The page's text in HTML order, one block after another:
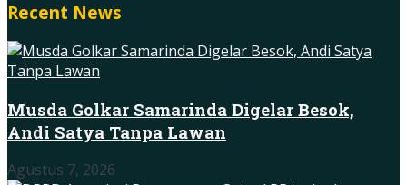
Recent News
Musda Golkar Samarinda Digelar Besok,
Andi Satya Tanpa Lawan
Agustus 7, 2026